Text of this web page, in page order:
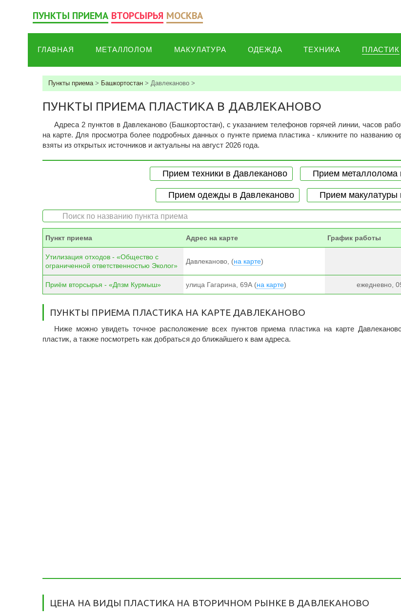
ПУНКТЫ ПРИЕМА ВТОРСЫРЬЯ МОСКВА
ГЛАВНАЯ МЕТАЛЛОЛОМ МАКУЛАТУРА ОДЕЖДА ТЕХНИКА ПЛАСТИК
Пункты приема> Башкортостан > Давлеканово >
ПУНКТЫ ПРИЕМА ПЛАСТИКА В ДАВЛЕКАНОВО
Адреса 2 пунктов в Давлеканово (Башкортостан), c указанием телефонов горячей линии, часов
на карте. Для просмотра более подробных данных о пункте приема пластика - кликните по названию
взяты из открытых источников и актуальны на август 2026 года.
Прием металлолома
Прием техники в Давлеканово
Прием макулатуры
Прием одежды в Давлеканово
Пункт приема Адрес на карте График работы
Утилизация отходов - «Общество с
ограниченной ответственностью Эколог»
Давлеканово, (на карте)
Приём вторсырья - «Дпзм Курмыш» улица Гагарина, 69А (на карте) ежедневно,
ПУНКТЫ ПРИЕМА ПЛАСТИКА НА КАРТЕ ДАВЛЕКАНОВО
Ниже можно увидеть точное расположение всех пунктов приема пластика на карте
пластик, а также посмотреть как добраться до ближайшего к вам адреса.
ЦЕНА НА ВИДЫ ПЛАСТИКА НА ВТОРИЧНОМ РЫНКЕ В ДАВЛЕКАНОВО